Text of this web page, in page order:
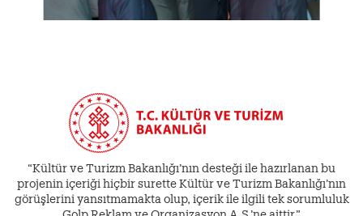
“Kültür ve Turizm Bakanlığı’nın desteği ile hazırlanan bu
projenin içeriği hiçbir surette Kültür ve Turizm Bakanlığı’nın
görüşlerini yansıtmamakta olup, içerik ile ilgili tek sorumluluk
Golp Reklam ve Organizasyon A.Ş.’ne aittir.”